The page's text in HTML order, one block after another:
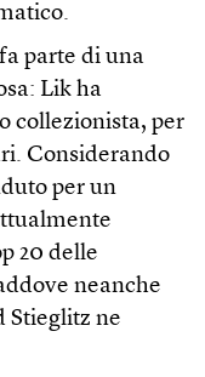
parte di una
Lik ha
collezionista, per
Considerando
per un
20 delle
neanche
Stieglitz ne